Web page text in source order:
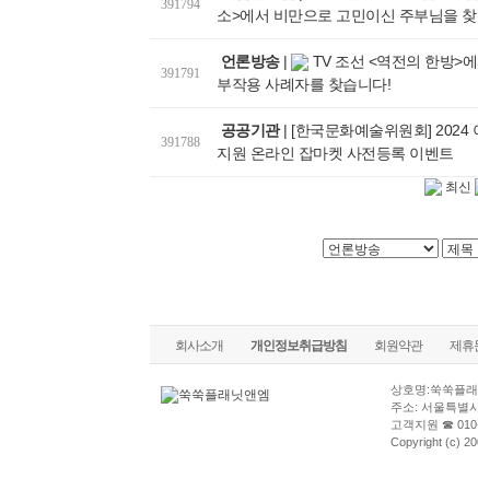
391794
소>에서 비만으로 고민이신 주부님을
391791
언론방송|
TV 조선 <역전의 한방>
부작용 사례자를 찾습니다!
391788
공공기관| [한국문화예술위원회] 2024
지원 온라인 잡마켓 사전등록 이벤트
최신
회사소개 개인정보취급방침 회원약관 제휴
상호명:쑥쑥플
주소: 서울특별
고객지원 ☎
Copyright (c)